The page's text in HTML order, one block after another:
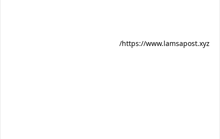
https://www.lamsapost.xyz/